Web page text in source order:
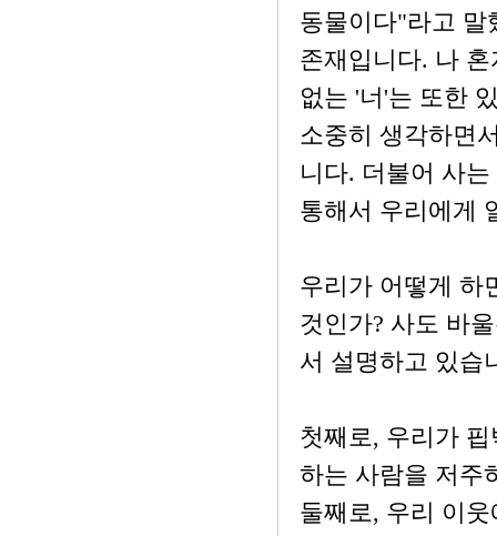
동물이다"라고 말
존재입니다. 나
없는 '너'는 또한
소중히 생각하면
니다. 더불어 사
통해서 우리에게
우리가 어떻게 하
것인가? 사도 바
서 설명하고 있습
첫째로, 우리가
하는 사람을 저주
둘째로, 우리 이